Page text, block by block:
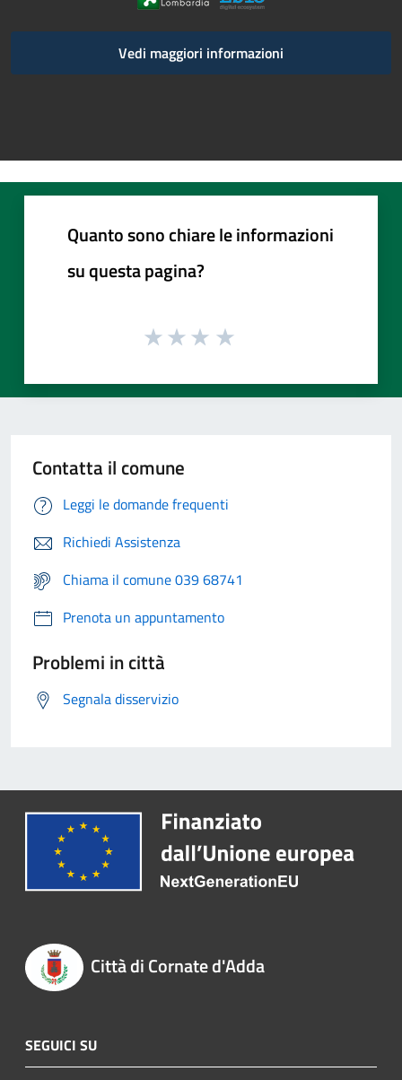
Vedi maggiori informazioni
Quanto sono chiare le informazioni
su questa pagina?
Contatta il comune
Leggi le domande frequenti
Richiedi Assistenza
Chiama il comune 039 68741
Prenota un appuntamento
Problemi in città
Segnala disservizio
Città di Cornate d'Adda
SEGUICI SU